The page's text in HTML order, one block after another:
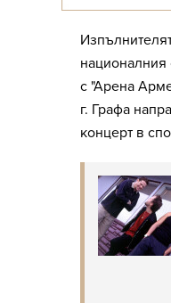
националния
с "Арена
г. Графа
концерт в